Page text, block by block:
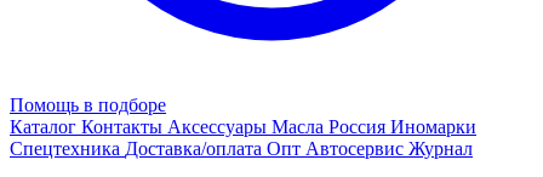
Помощь в подборе
Каталог Контакты Аксессуары Масла Россия Иномарки
Спецтехника Доставка/оплата Опт Автосервис Журнал